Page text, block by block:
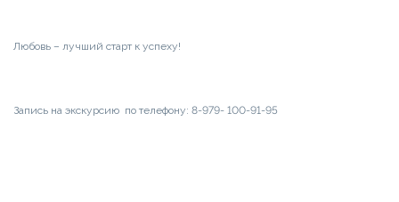
Любовь – лучший старт к успеху!
Запись на экскурсию по телефону: 8-979- 100-91-95